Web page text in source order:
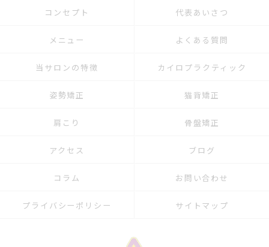
コンセプト 代表あいさつ
メニュー よくある質問
当サロンの特徴 カイロプラクティック
姿勢矯正 猫背矯正
肩こり 骨盤矯正
アクセス ブログ
コラム お問い合わせ
プライバシーポリシー サイトマップ